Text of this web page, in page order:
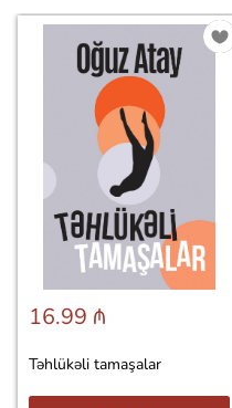
16.99 ₼
Təhlükəli tamaşalar